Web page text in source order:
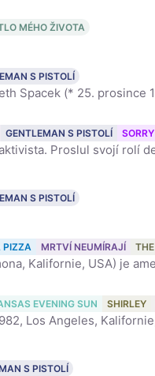
MÉHO ŽIVOTA
S PISTOLÍ
GENTLEMAN S PISTOLÍ
S PISTOLÍ
PIZZA MRTVÍ NEUMÍRAJÍ
EVENING SUN SHIRLEY
S PISTOLÍ